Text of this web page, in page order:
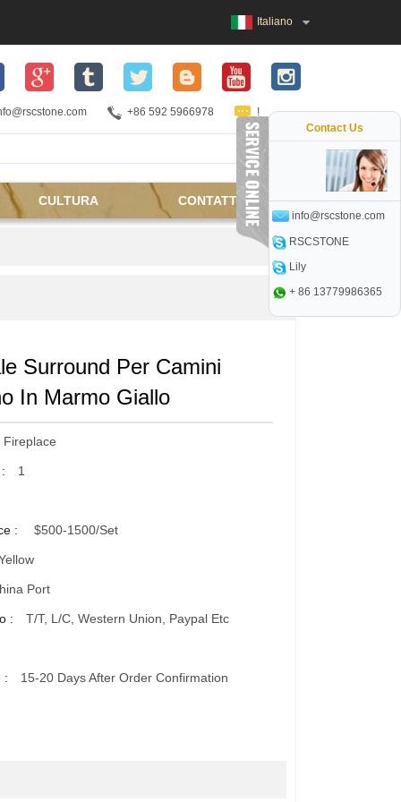
Italiano
+86 592 5966978 !
CULTURA CONTATTACI
Surround Per Camini
In Marmo Giallo
1
: $500-1500/set
Port
: T/T, L/C, Western Union, Paypal Etc
: 15-20 Days After Order Confirmation
Contact Us
info@rscstone.com
RSCSTONE
Lily
+ 86 13779986365